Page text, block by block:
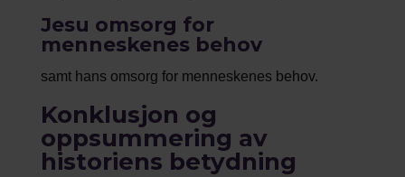
Jesu omsorg for
menneskenes behov
samt hans omsorg for menneskenes behov.
Konklusjon og
oppsummering av
historiens betydning